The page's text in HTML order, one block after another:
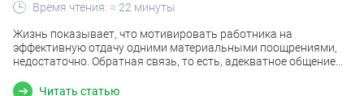
Жизнь показывает, что мотивировать работника на
эффективную отдачу одними материальными поощрениями,
недостаточно. Обратная связь, то есть, адекватное общение...
Читать статью
Время чтения: ≈ 22 минуты